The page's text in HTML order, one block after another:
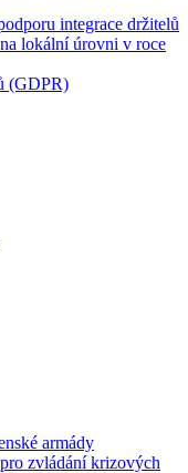
integrace držitelů
lokální úrovni v roce
(GDPR)
armády
zvládání krizových